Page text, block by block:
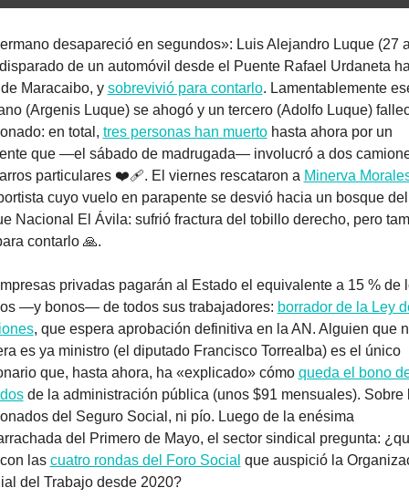
desapareció en segundos»: Luis Alejandro Luque (27
de un automóvil desde el Puente Rafael Urdaneta
Maracaibo, y sobrevivió para contarlo. Lamentablemente
(Argenis Luque) se ahogó y un tercero (Adolfo Luque)
en total, tres personas han muerto hasta ahora por un
que —el sábado de madrugada— involucró a dos
particulares ❤️‍🩹. El viernes rescataron a Minerva
cuyo vuelo en parapente se desvió hacia un bosque del
Nacional El Ávila: sufrió fractura del tobillo derecho, pero
contarlo 🙏.
privadas pagarán al Estado el equivalente a 15 % de
—y bonos— de todos sus trabajadores: borrador de la Ley
, que espera aprobación definitiva en la AN. Alguien que
es ya ministro (el diputado Francisco Torrealba) es el único
que, hasta ahora, ha «explicado» cómo queda el bono
de la administración pública (unos $91 mensuales). Sobre
del Seguro Social, ni pío. Luego de la enésima
del Primero de Mayo, el sector sindical pregunta:
las cuatro rondas del Foro Social que auspició la
del Trabajo desde 2020?